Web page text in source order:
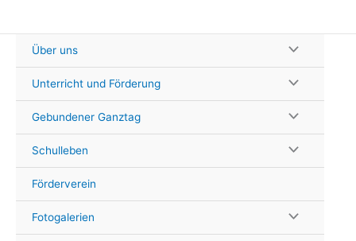
Über uns
Unterricht und Förderung
Gebundener Ganztag
Schulleben
Förderverein
Fotogalerien